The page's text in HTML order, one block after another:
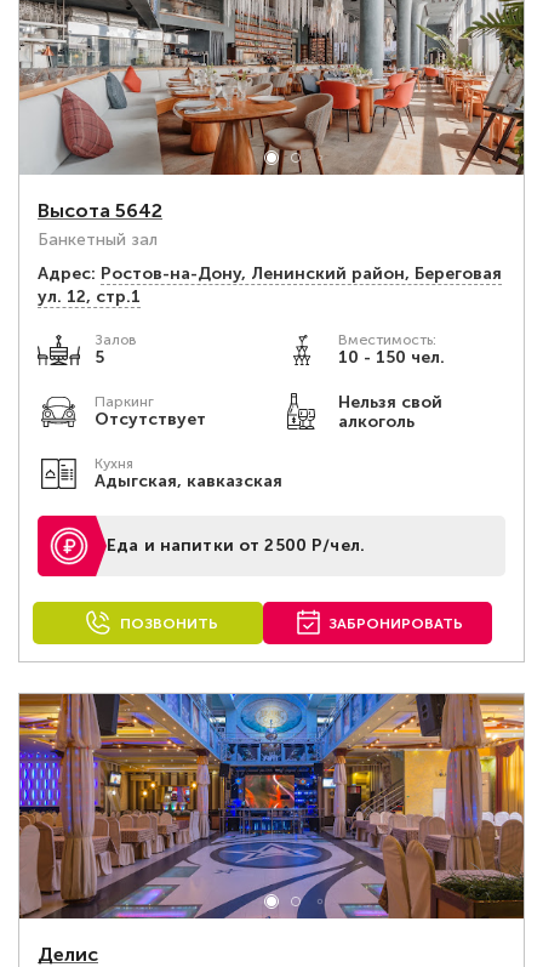
Высота 5642
Банкетный зал
Адрес: Ростов-на-Дону, Ленинский район, Береговая
ул. 12, стр.1
Залов
5
Вместимость:
10 - 150 чел.
Паркинг
Отсутствует
Нельзя свой
алкоголь
Кухня
Адыгская, кавказская
Еда и напитки от 2500 Р/чел.
ПОЗВОНИТЬ ЗАБРОНИРОВАТЬ
Делис